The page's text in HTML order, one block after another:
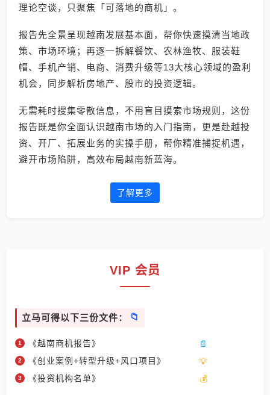
理论空谈，只聚焦「可落地的商机」。
报告先全景呈现越南发展基本面，帮你快速摸清当地政
策、市场环境；再逐一拆解餐饮、农林渔牧、服装鞋
帽、手机产销、电商、消费升级等13大核心领域的盈利
机会，同步解析房地产、股市的投资逻辑。
无需耗时搜集零散信息，不用盲目摸索市场规则，这份
报告既是你全面认识越南市场的入门指南，更是赴越投
资、开厂、拓展业务的实操手册，帮你精准捕捉机遇，
避开市场陷阱，高效布局越南新蓝海。
了解更多
VIP 会员
立马可得以下三份文件：
《越南商机报告》
《创业案例+转型升级+风口项目》
《投资机构名单》